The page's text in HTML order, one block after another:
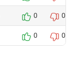
0 0
0 0